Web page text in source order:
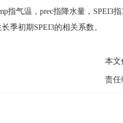
指气温， prec指降水量， SPEI3指
季初期SPEI3的相关系数。
本文
责任